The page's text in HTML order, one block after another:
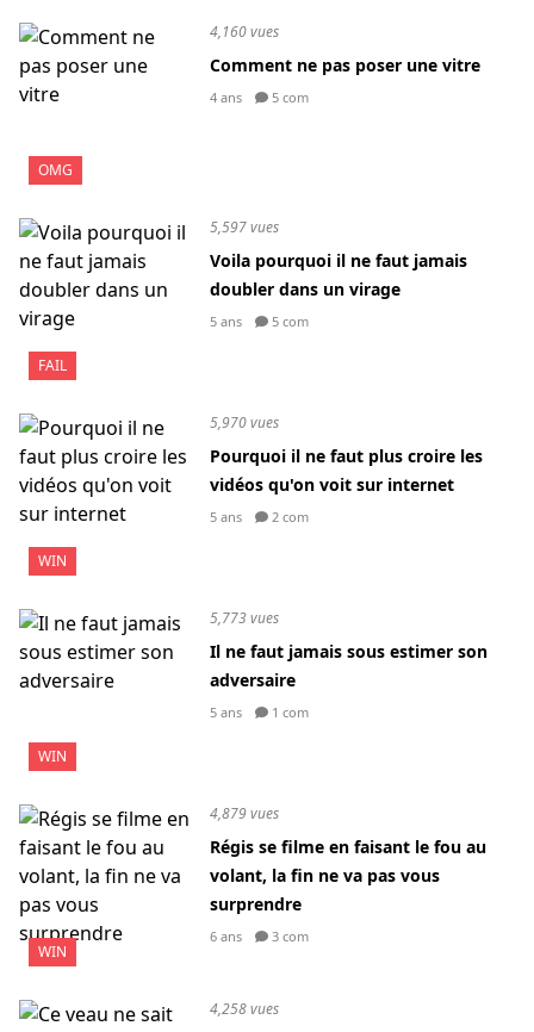
OMG
4,160 vues
Comment ne pas poser une vitre
4 ans 5 com
FAIL
5,597 vues
Voila pourquoi il ne faut jamais
doubler dans un virage
5 ans 5 com
WIN
5,970 vues
Pourquoi il ne faut plus croire les
vidéos qu'on voit sur internet
5 ans 2 com
WIN
5,773 vues
Il ne faut jamais sous estimer son
adversaire
5 ans 1 com
WIN
4,879 vues
Régis se filme en faisant le fou au
volant, la fin ne va pas vous
surprendre
6 ans 3 com
4,258 vues